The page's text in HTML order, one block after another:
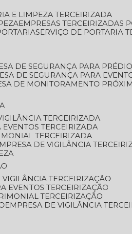
E LIMPEZA TERCEIRIZADA
EMPRESAS TERCEIRIZADAS
SERVIÇO DE PORTARIA
DE SEGURANÇA PARA
DE SEGURANÇA PARA
DE MONITORAMENTO
TERCEIRIZADA
EVENTOS TERCEIRIZADA
TERCEIRIZADA
EMPRESA DE VIGILÂNCIA
VIGILÂNCIA TERCEIRIZAÇÃO
EVENTOS TERCEIRIZAÇÃO
TERCEIRIZAÇÃO
EMPRESA DE VIGILÂNCIA